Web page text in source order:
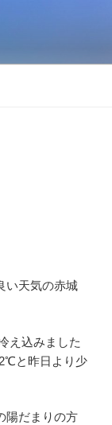
い天気の赤城
え込みました
と昨日より少
陽だまりの方